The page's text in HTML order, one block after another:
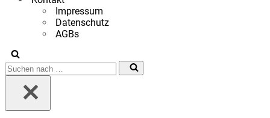
Impressum
Datenschutz
AGBs
Suchen
nach …